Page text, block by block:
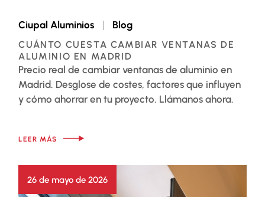
Ciupal Aluminios Blog
CUÁNTO CUESTA CAMBIAR VENTANAS DE
ALUMINIO EN MADRID
Precio real de cambiar ventanas de aluminio en
Madrid. Desglose de costes, factores que influyen
y cómo ahorrar en tu proyecto. Llámanos ahora.
LEER MÁS
26 de mayo de 2026